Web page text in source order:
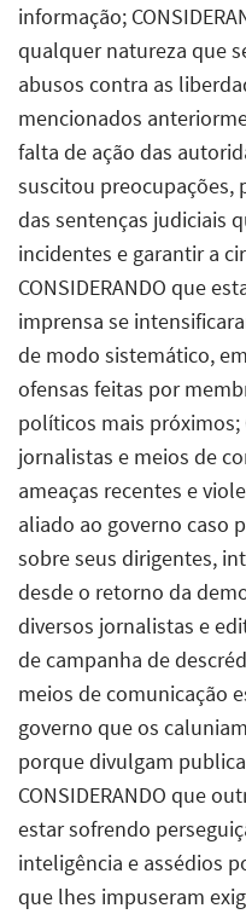
informação;
qualquer natureza que
abusos contra as
mencionados
falta de ação das
suscitou preocupações,
das sentenças judiciais
incidentes e garantir a
CONSIDERANDO que
imprensa se
de modo sistemático,
ofensas feitas por
políticos mais próximos;
jornalistas e meios de
ameaças recentes e
aliado ao governo caso
sobre seus dirigentes,
desde o retorno da
diversos jornalistas e
de campanha de
meios de comunicação
governo que os
porque divulgam
CONSIDERANDO que
estar sofrendo
inteligência e assédios
que lhes impuseram